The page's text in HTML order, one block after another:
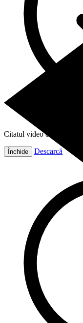
Citatul video este gata!
Închide Descarcă